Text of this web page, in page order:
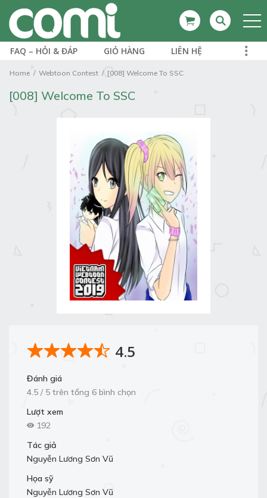
FAQ – HỎI & ĐÁP GIỎ HÀNG LIÊN HỆ
Home Webtoon Contest [008] Welcome To SSC
[008] Welcome To SSC
4.5
Đánh giá
4.5 / 5 trên tổng 6 bình chọn
Lượt xem
192
Tác giả
Nguyễn Lương Sơn Vũ
Họa sỹ
Nguyễn Lương Sơn Vũ